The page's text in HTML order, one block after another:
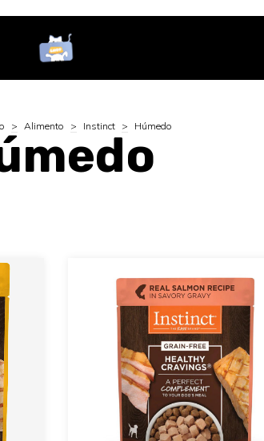
> Alimento > Instinct > Húmedo